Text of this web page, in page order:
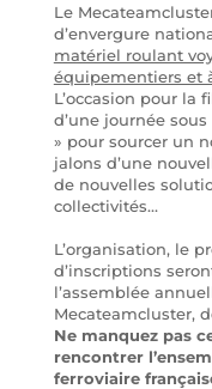
Le
d’envergure
matériel roulant
équipementiers et
L’occasion pour la
d’une journée
» pour sourcer un
jalons d’une
de nouvelles
collectivités…
L’organisation, le
d’inscriptions
l’assemblée
Mecateamcluster,
Ne manquez pas
rencontrer
ferroviaire